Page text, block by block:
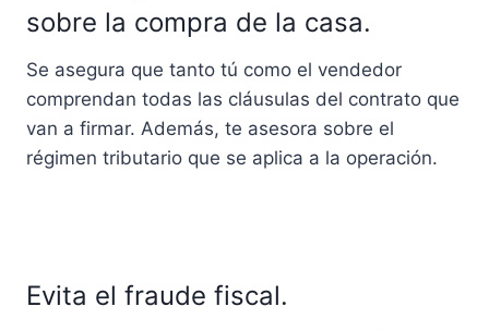
sobre la compra de la casa.
Se asegura que tanto tú como el vendedor
comprendan todas las cláusulas del contrato que
van a firmar. Además, te asesora sobre el
régimen tributario que se aplica a la operación.
Evita el fraude fiscal.